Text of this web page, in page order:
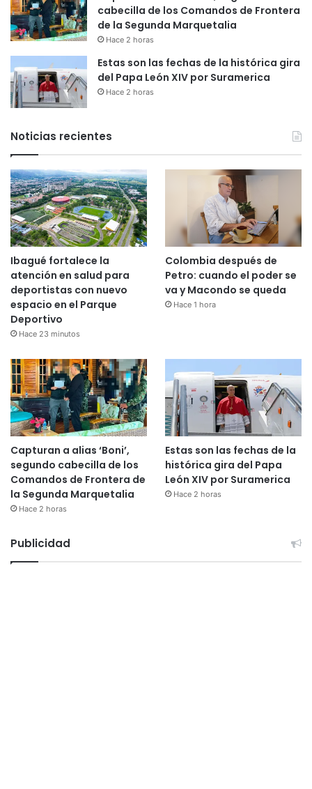
cabecilla de los Comandos de Frontera
de la Segunda Marquetalia
Hace 2 horas
Estas son las fechas de la histórica gira
del Papa León XIV por Suramerica
Hace 2 horas
Noticias recientes
Ibagué fortalece la
atención en salud para
deportistas con nuevo
espacio en el Parque
Deportivo
Hace 23 minutos
Colombia después de
Petro: cuando el poder se
va y Macondo se queda
Hace 1 hora
Capturan a alias ‘Boni’,
segundo cabecilla de los
Comandos de Frontera de
la Segunda Marquetalia
Hace 2 horas
Estas son las fechas de la
histórica gira del Papa
León XIV por Suramerica
Hace 2 horas
Publicidad